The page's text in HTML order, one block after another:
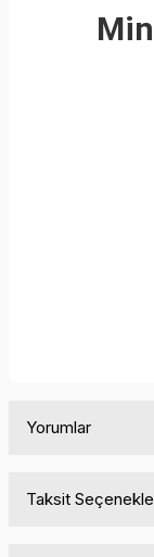
Yorumlar
Taksit